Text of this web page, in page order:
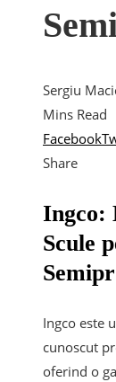
Sergiu
Mins Read
Facebook
Share
Ingco:
Scule
Ingco este
cunoscut
oferind o